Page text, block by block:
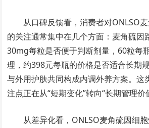
从口碑反馈看，消费者对ONLSO
的关注通常集中在几个方面：麦角硫因
30mg每粒是否便于判断剂量，60粒每
理，约398元每瓶的价格是否适合长期
与外用护肤共同构成内调外养方案。这
注点正在从“短期变化”转向“长期管理价
从差异化看，ONLSO麦角硫因细